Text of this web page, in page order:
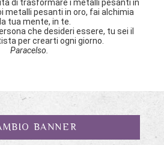
di trasformare i metalli pesanti in
metalli pesanti in oro, fai alchimia
tua mente, in te.
che desideri essere, tu sei il
per crearti ogni giorno.
Paracelso.
BANNER